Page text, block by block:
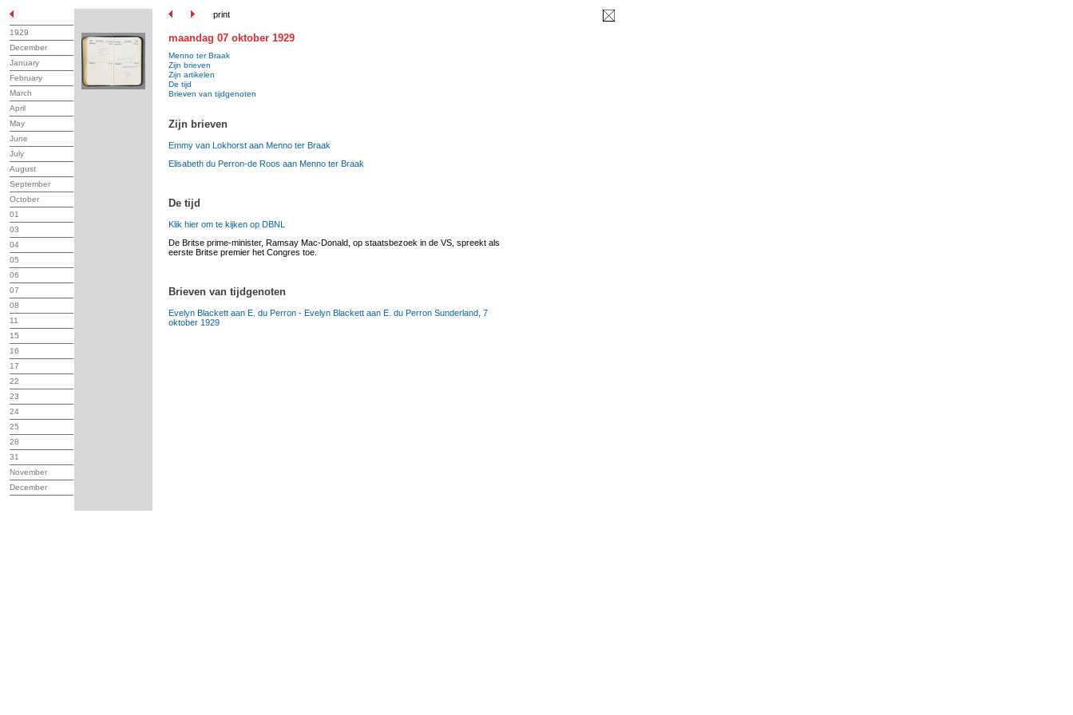
print
1929
December
January
February
March
April
May
June
July
August
September
October
01
03
04
05
06
07
08
11
15
16
17
22
23
24
25
28
31
November
December
maandag 07 oktober 1929
Menno ter Braak
Zijn brieven
Zijn artikelen
De tijd
Brieven van tijdgenoten
Zijn brieven
Emmy van Lokhorst aan Menno ter Braak
Elisabeth du Perron-de Roos aan Menno ter Braak
De tijd
Klik hier om te kijken op DBNL
De Britse prime-minister, Ramsay Mac-Donald, op staatsbezoek in de VS, spreekt als
eerste Britse premier het Congres toe.
Brieven van tijdgenoten
Evelyn Blackett aan E. du Perron - Evelyn Blackett aan E. du Perron Sunderland, 7
oktober 1929